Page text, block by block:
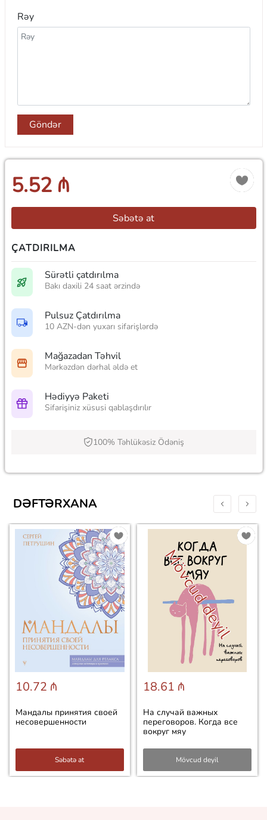
Rəy
Göndər
5.52 ₼
Səbətə at
ÇATDIRILMA
Sürətli çatdırılma
Bakı daxili 24 saat ərzində
Pulsuz Çatdırılma
10 AZN-dən yuxarı sifarişlərdə
Mağazadan Təhvil
Mərkəzdən dərhal əldə et
Hədiyyə Paketi
Sifarişiniz xüsusi qablaşdırılır
100% Təhlükəsiz Ödəniş
DƏFTƏRXANA
10.72 ₼
Мандалы принятия своей
несовершенности
Səbətə at
Mövcud deyil
18.61 ₼
На случай важных
переговоров. Когда все
вокруг мяу
Mövcud deyil